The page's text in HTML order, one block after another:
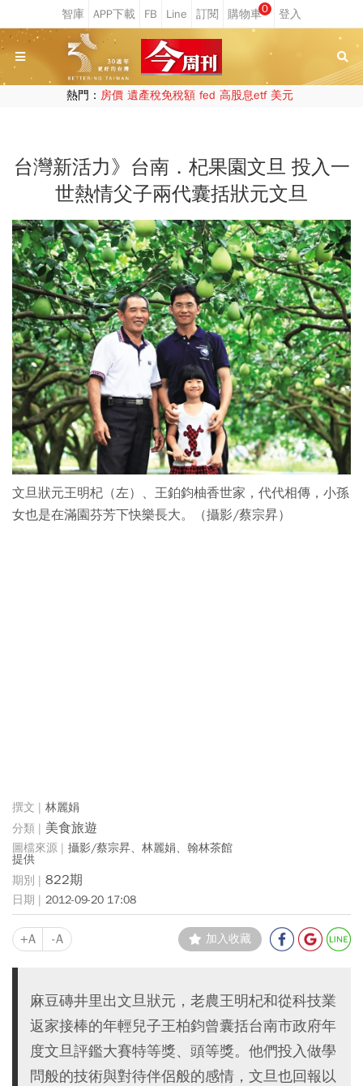
0
熱門： 房價 遺產稅免稅額 fed 高股息etf 美元
台灣新活力》台南．杞果園文旦 投入一
世熱情父子兩代囊括狀元文旦
文旦狀元王明杞（左）、王鉑鈞柚香世家，代代相傳，小孫
女也是在滿園芬芳下快樂長大。（攝影/蔡宗昇）
林麗娟
美食旅遊
攝影/蔡宗昇、林麗娟、翰林茶館
提供
822期
2012-09-20 17:08
+A -A 加入收藏
麻豆磚井里出文旦狀元，老農王明杞和從科技業
返家接棒的年輕兒子王柏鈞曾囊括台南市政府年
度文旦評鑑大賽特等獎、頭等獎。他們投入做學
問般的技術與對待伴侶般的感情，文旦也回報以